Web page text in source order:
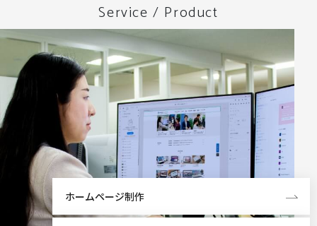
Service / Product
ホームページ制作